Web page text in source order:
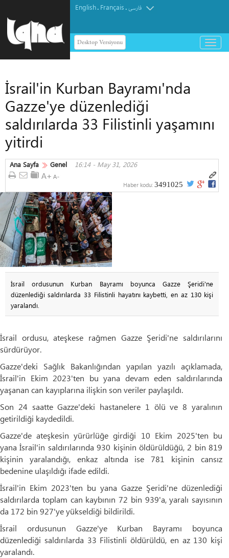
English. Français.فارسی
Desktop Versiyonu
باز
و
İsrail'in Kurban Bayramı'nda
Gazze'ye düzenlediği
saldırılarda 33 Filistinli yaşamını
yitirdi
Ana Sayfa Genel 16:14 - May 31, 2026
Haber kodu: 3491025
İsrail ordusunun Kurban Bayramı boyunca Gazze Şeridi'ne
düzenlediği saldırılarda 33 Filistinli hayatını kaybetti, en az 130 kişi
yaralandı.
İsrail ordusu, ateşkese rağmen Gazze Şeridi'ne saldırılarını
sürdürüyor.
Gazze'deki Sağlık Bakanlığından yapılan yazılı açıklamada,
İsrail'in Ekim 2023'ten bu yana devam eden saldırılarında
yaşanan can kayıplarına ilişkin son veriler paylaşıldı.
Son 24 saatte Gazze'deki hastanelere 1 ölü ve 8 yaralının
getirildiği kaydedildi.
Gazze'de ateşkesin yürürlüğe girdiği 10 Ekim 2025'ten bu
yana İsrail'in saldırılarında 930 kişinin öldürüldüğü, 2 bin 819
kişinin yaralandığı, enkaz altında ise 781 kişinin cansız
bedenine ulaşıldığı ifade edildi.
İsrail'in Ekim 2023'ten bu yana Gazze Şeridi'ne düzenlediği
saldırılarda toplam can kaybının 72 bin 939'a, yaralı sayısının
da 172 bin 927'ye yükseldiği bildirildi.
İsrail ordusunun Gazze'ye Kurban Bayramı boyunca
düzenlediği saldırılarda 33 Filistinli öldürüldü, en az 130 kişi
yaralandı.